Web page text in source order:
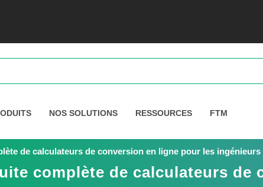
NOS SOLUTIONS RESSOURCES FTM
de calculateurs de conversion en ligne pour les ingénieurs
complète de calculateurs de